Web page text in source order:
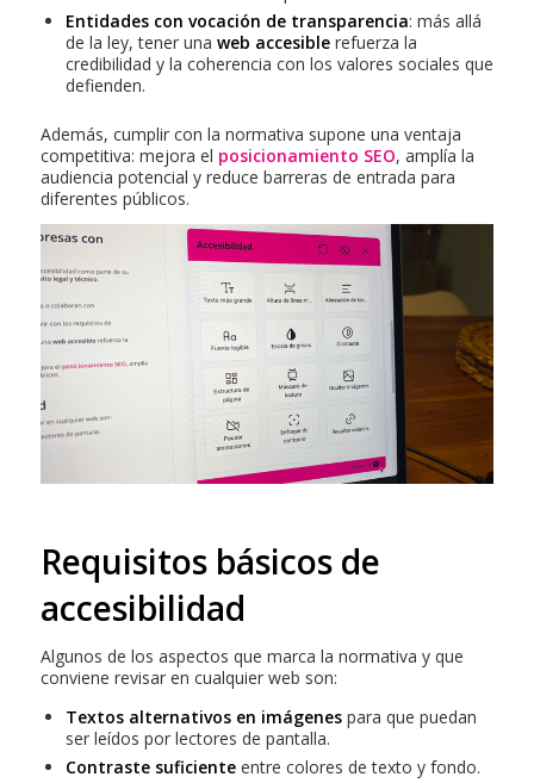
Entidades con vocación de transparencia: más allá
de la ley, tener una web accesiblerefuerza la
credibilidad y la coherencia con los valores sociales que
defienden.
Además, cumplir con la normativa supone una ventaja
competitiva: mejora el posicionamiento SEO, amplía la
audiencia potencial y reduce barreras de entrada para
diferentes públicos.
Requisitos básicos de
accesibilidad
Algunos de los aspectos que marca la normativa y que
conviene revisar en cualquier web son:
Textos alternativos en imágenespara que puedan
ser leídos por lectores de pantalla.
Contraste suficienteentre colores de texto y fondo.